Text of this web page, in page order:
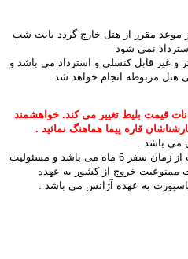
موعد مقرر از هتل خارج گردد بابت شب
نمی شود
و غیر قابل کنسلی و استرداد می باشد و
هتل مربوطه انجام خواهد شد.
قیمت بلیط تغییر می کند. خواهشمند
قاره پیما هماهنگ نمائید .
می باشد .
حداقل اعتبار پاسپورت از زمان سفر 6 ماه می باشد و مسئولیت
ممنوعیت خروج از کشور به عهده
پاسپورت به عهده آژانس می باشد .